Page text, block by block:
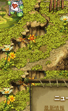
最新情報